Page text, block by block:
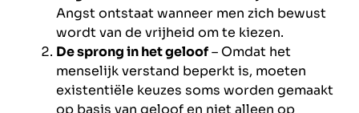
Angst ontstaat wanneer men zich bewust
wordt van de vrijheid om te kiezen.
De sprong in het geloof– Omdat het
menselijk verstand beperkt is, moeten
existentiële keuzes soms worden gemaakt
op basis van geloof en niet alleen op